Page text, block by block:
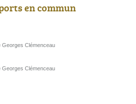
en commun
Georges Clémenceau
Georges Clémenceau